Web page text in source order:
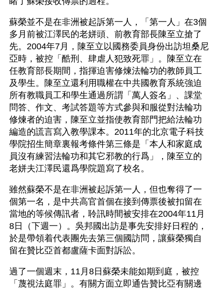
蘇榮並不是在非洲被起訴第一人，「第一人」在3個
多月前被江澤民的老姘頭、前教育部長陳至立搶了
先。2004年7月，陳至立以國務委員身份出訪坦桑尼
亞時，被控「酷刑、肆虐人犯致死罪」。陳至立在
任教育部長期間，指揮迫害修煉法輪功的教師員工
及學生。陳至立還利用職權在中共國教育系統強迫
所有教職員工和學生通過所謂「萬人簽名」、課堂
問答、作文、考試答題等方式參與和服從對法輪功
修煉者的迫害，陳至立並指使教育部門把給法輪功
編造的謊言寫入教學課本。2011年的北京電子科技
學院招生簡章裏報考條件第三條是「本人和家庭成
員沒有練習法輪功和其它邪教的行爲」，陳至立的
老姘夫江澤民還爲學院題寫了校名。
雖然蘇榮不是在非洲被起訴第一人，但也奪得了一
個第一名，是中共高官首個在接到傳票後被扣留在
當地的等候傳訊者，聆訊時間被安排在2004年11月
8日（下週一）。吳邦國出訪是事先安排好日程的，
於是帶領着代表團先去第三個國訪問，讓蘇榮獨自
留在贊比亞首都盧薩卡面對訴訟。
過了一個週末，11月8日蘇榮未能如期到庭，被控
「蔑視法庭罪」。有關方面立即通告贊比亞有關邊